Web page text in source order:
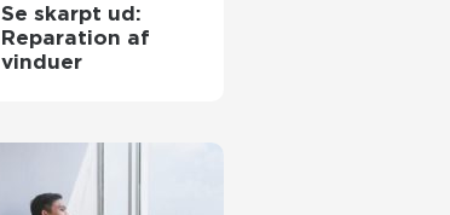
Se skarpt ud:
Reparation af
vinduer